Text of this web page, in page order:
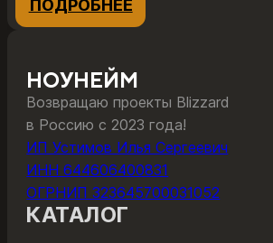
1470 ₽
10250 ₽
ПОДРОБНЕЕ
товар
вариаций.
Опции
можно
выбрать
на
НОУНЕЙМ
Возвращаю проекты Blizzard
в Россию с 2023 года!
ИП Устимов Илья Сергеевич
ИНН 644606400831
ОГРНИП 323645700031052
КАТАЛОГ